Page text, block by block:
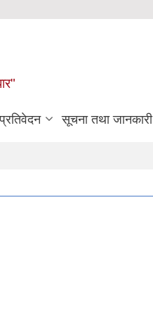
प्रतिवेदन सूचना तथा जानकारी